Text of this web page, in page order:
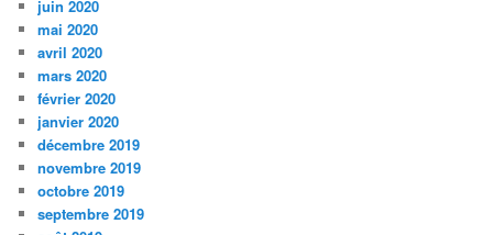
juin 2020
mai 2020
avril 2020
mars 2020
février 2020
janvier 2020
décembre 2019
novembre 2019
octobre 2019
septembre 2019